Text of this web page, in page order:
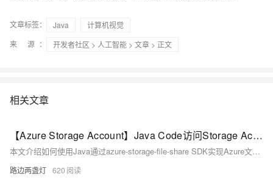
文章标签： Java
计算机视觉
来 源：
开发者社区 > 人工智能 > 文章 > 正文
相关文章
【Azure Storage Account】Java Code访问Storage Account File Share的上传和下载代码示例
本文介绍如何使用Java通过azure-storage-file-share SDK实现Azure文件共享的上传下载。包含依赖引入、客户端创建及完整示例代码，助你快速集成Azure File Share功能。
路边两盏灯 620